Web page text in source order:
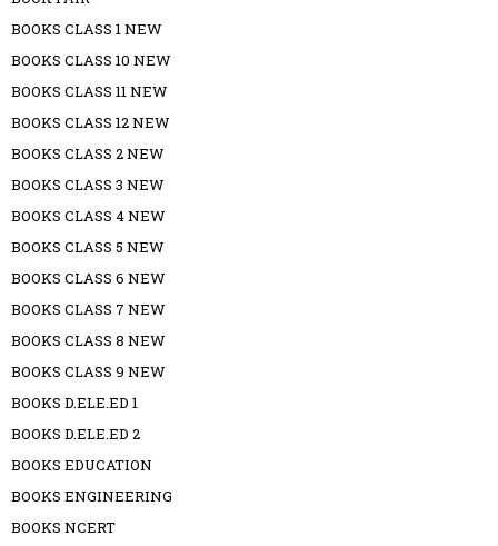
BOOKS CLASS 1 NEW
BOOKS CLASS 10 NEW
BOOKS CLASS 11 NEW
BOOKS CLASS 12 NEW
BOOKS CLASS 2 NEW
BOOKS CLASS 3 NEW
BOOKS CLASS 4 NEW
BOOKS CLASS 5 NEW
BOOKS CLASS 6 NEW
BOOKS CLASS 7 NEW
BOOKS CLASS 8 NEW
BOOKS CLASS 9 NEW
BOOKS D.ELE.ED 1
BOOKS D.ELE.ED 2
BOOKS EDUCATION
BOOKS ENGINEERING
BOOKS NCERT